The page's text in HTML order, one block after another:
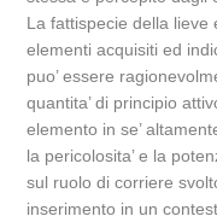
La fattispecie della lieve
elementi acquisiti ed
puo’ essere
quantita’ di principio
elemento in se’
la pericolosita’ e la
sul ruolo di corriere
inserimento in un